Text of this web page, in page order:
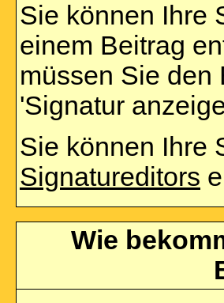
Sie können Ihre
einem Beitrag
müssen Sie den
'Signatur
Sie können Ihre
Signatureditors
Wie